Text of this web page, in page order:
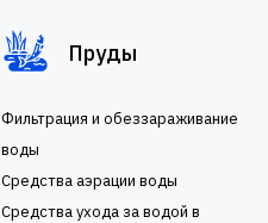
Пруды
Фильтрация и обеззараживание
воды
Средства аэрации воды
Средства ухода за водой в